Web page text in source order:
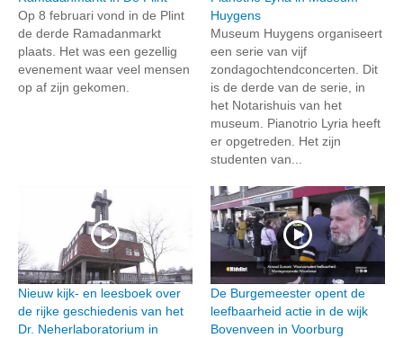
Op 8 februari vond in de Plint
de derde Ramadanmarkt
plaats. Het was een gezellig
evenement waar veel mensen
op af zijn gekomen.
Huygens
Museum Huygens organiseert
een serie van vijf
zondagochtendconcerten. Dit
is de derde van de serie, in
het Notarishuis van het
museum. Pianotrio Lyria heeft
er opgetreden. Het zijn
studenten van...
Nieuw kijk- en leesboek over
de rijke geschiedenis van het
Dr. Neherlaboratorium in
De Burgemeester opent de
leefbaarheid actie in de wijk
Bovenveen in Voorburg